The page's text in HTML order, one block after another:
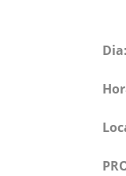
Dia: